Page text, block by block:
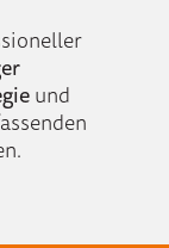
und